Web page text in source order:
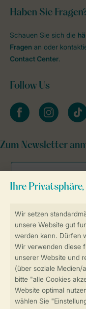
Sicher und
Sichere
Sicheres
Haben Sie
Schauen Sie sich die
Fragen an oder
Contact Center.
Follow Us
facebookinstagram
Zum Newsletter